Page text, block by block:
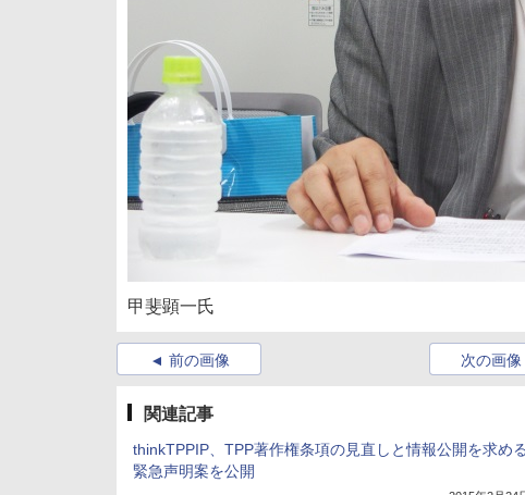
甲斐顕一氏
前の画像 次の画像
関連記事
thinkTPPIP、TPP著作権条項の見直しと情報公開を求める
緊急声明案を公開